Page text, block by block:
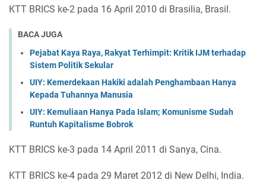
KTT BRICS ke-2 pada 16 April 2010 di Brasilia, Brasil.
BACA JUGA
Pejabat Kaya Raya, Rakyat Terhimpit: Kritik IJM terhadap
Sistem Politik Sekular
UIY: Kemerdekaan Hakiki adalah Penghambaan Hanya
Kepada Tuhannya Manusia
UIY: Kemuliaan Hanya Pada Islam; Komunisme Sudah
Runtuh Kapitalisme Bobrok
KTT BRICS ke-3 pada 14 April 2011 di Sanya, Cina.
KTT BRICS ke-4 pada 29 Maret 2012 di New Delhi, India.